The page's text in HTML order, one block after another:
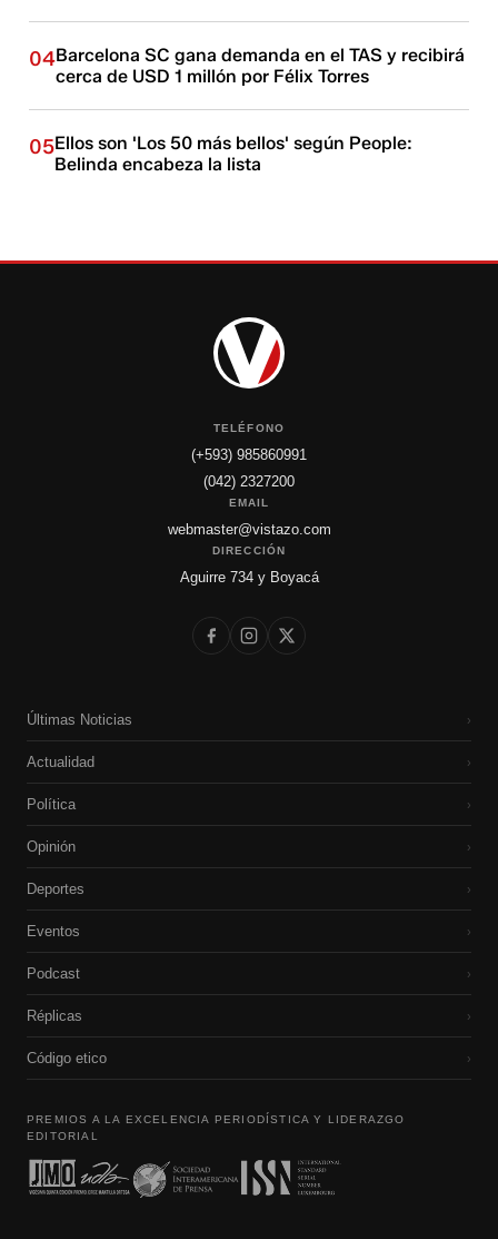
04Barcelona SC gana demanda en el TAS y recibirá
cerca de USD 1 millón por Félix Torres
05Ellos son 'Los 50 más bellos' según People:
Belinda encabeza la lista
TELÉFONO
(+593) 985860991
(042) 2327200
EMAIL
webmaster@vistazo.com
DIRECCIÓN
Aguirre 734 y Boyacá
Últimas Noticias ›
Actualidad ›
Política ›
Opinión ›
Deportes ›
Eventos ›
Podcast ›
Réplicas ›
Código etico ›
PREMIOS A LA EXCELENCIA PERIODÍSTICA Y LIDERAZGO
EDITORIAL